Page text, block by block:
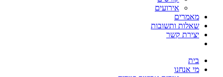
אירועים
מאמרים
שאלות ותשובות
יצירת קשר
בית
מי אנחנו